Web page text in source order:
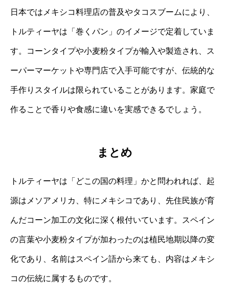
日本ではメキシコ料理店の普及やタコスブームにより、
トルティーヤは「巻くパン」のイメージで定着していま
す。コーンタイプや小麦粉タイプが輸入や製造され、ス
ーパーマーケットや専門店で入手可能ですが、伝統的な
手作りスタイルは限られていることがあります。家庭で
作ることで香りや食感に違いを実感できるでしょう。
まとめ
トルティーヤは「どこの国の料理」かと問われれば、起
源はメソアメリカ、特にメキシコであり、先住民族が育
んだコーン加工の文化に深く根付いています。スペイン
の言葉や小麦粉タイプが加わったのは植民地期以降の変
化であり、名前はスペイン語から来ても、内容はメキシ
コの伝統に属するものです。